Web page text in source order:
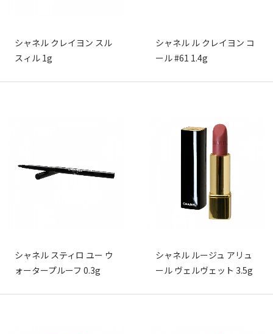
シャネル クレイヨン スル
スィル 1g
シャネル ル クレイヨン コ
ール #61 1.4g
シャネル スティロ ユー ウ
ォータープルーフ 0.3g
シャネル ルージュ アリュ
ール ヴェルヴェット 3.5g